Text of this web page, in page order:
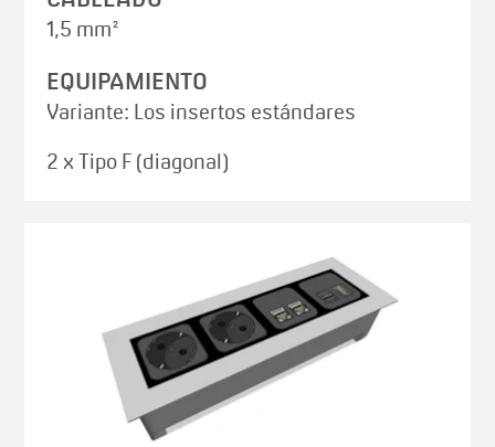
1,5 mm²
EQUIPAMIENTO
Variante: Los insertos estándares
2 x Tipo F (diagonal)